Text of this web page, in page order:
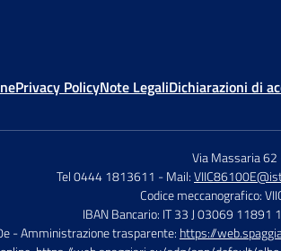
Privacy PolicyNote LegaliDichiarazioni di
Via Massaria 62
Tel 0444 1813611 - Mail:
Codice meccanografico:
IBAN Bancario: IT 33 J 03069
- Amministrazione trasparente: https://